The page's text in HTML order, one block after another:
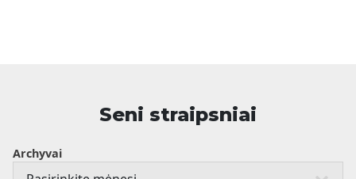
Seni straipsniai
Archyvai